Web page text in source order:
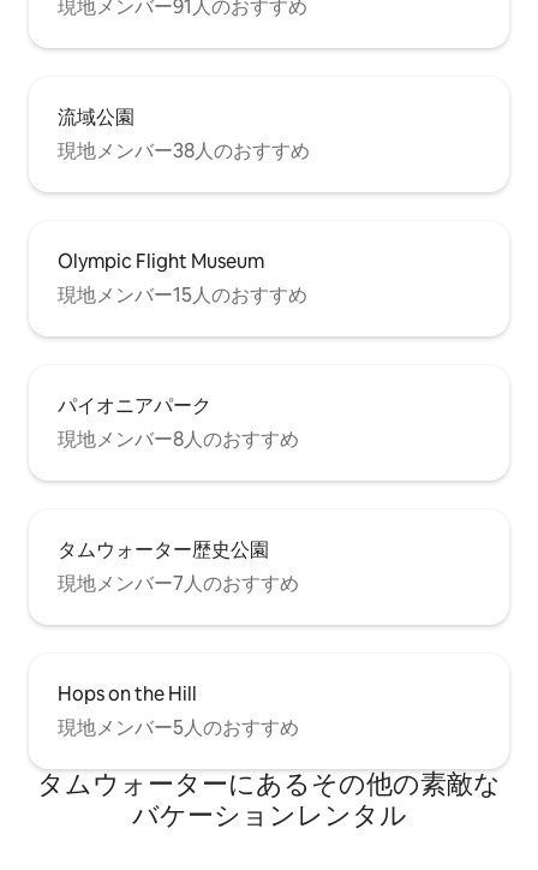
現地メンバー91人のおすすめ
流域公園
現地メンバー38人のおすすめ
Olympic Flight Museum
現地メンバー15人のおすすめ
パイオニアパーク
現地メンバー8人のおすすめ
タムウォーター歴史公園
現地メンバー7人のおすすめ
Hops on the Hill
現地メンバー5人のおすすめ
タムウォーターにあるその他の素敵な
バケーションレンタル